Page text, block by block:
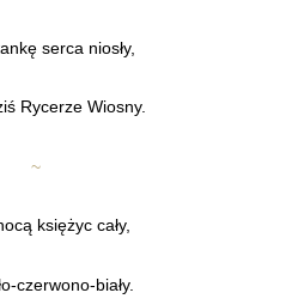
serca niosły,
Rycerze Wiosny.
~
księżyc cały,
czerwono-biały.